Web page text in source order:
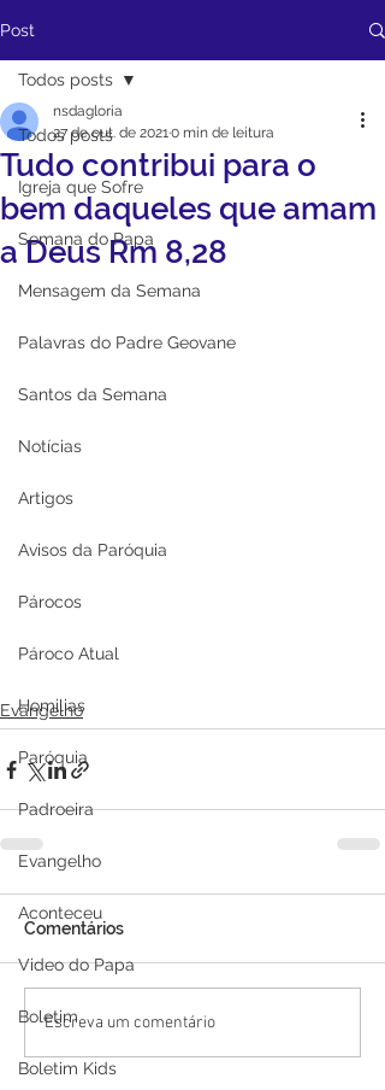
Post
Todos posts
Igreja que Sofre
Semana do Papa
Mensagem da Semana
Palavras do Padre Geovane
Santos da Semana
Notícias
Artigos
Avisos da Paróquia
Párocos
Pároco Atual
Homilias
Paróquia
Padroeira
Evangelho
Aconteceu
Video do Papa
Boletim
Boletim Kids
Todos posts
Tudo contribui para o
bem daqueles que amam
a Deus Rm 8,28
nsdagloria
27 de out. de 20210 min de leitura
Evangelho
Comentários
Escreva um comentário